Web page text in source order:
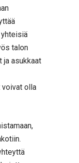
talon
ja asukkaat
voivat olla